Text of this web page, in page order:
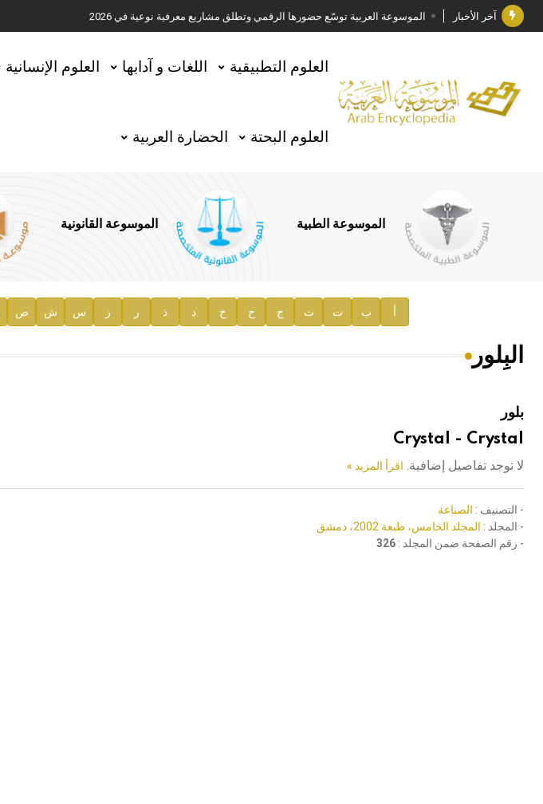
آخر الأخبار الموسوعة العربية توسّع حضورها الرقمي وتطلق مشاريع معرفية نوعية في 2026
جائزة مجمع الملك سلمان العالمي للغة العربية 2025
الأستاذ إياد خالد الطباع مدير عام لهيئة الموسوعة العربية
السيد محمد ياسين صالح وزيرا للثقافة
توصيات مجلس الإدارة
صدور المجلد السابع من موسوعة الآثار في سورية
إعلان..
العلوم التطبيقية اللغات و آدابها العلوم الإنسانية
العلوم البحتة الحضارة العربية
الموسوعة الطبية الموسوعة القانونية
أ ب ت ث ج ح خ د ذ ر ز س ش ص
البِلور
بلور
Crystal - Crystal
لا توجد تفاصيل إضافية. اقرأ المزيد »
- التصنيف : الصناعة
- المجلد : المجلد الخامس، طبعة 2002، دمشق
- رقم الصفحة ضمن المجلد : 326